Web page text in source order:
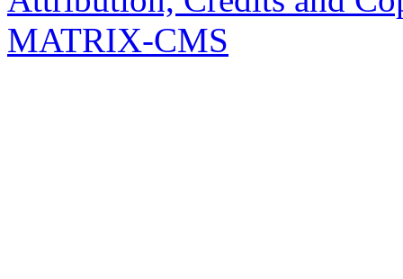
MATRIX-CMS